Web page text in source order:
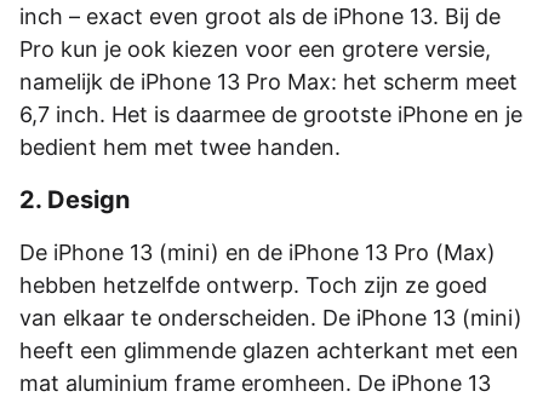
inch – exact even groot als de iPhone 13. Bij de
Pro kun je ook kiezen voor een grotere versie,
namelijk de iPhone 13 Pro Max: het scherm meet
6,7 inch. Het is daarmee de grootste iPhone en je
bedient hem met twee handen.
2. Design
De iPhone 13 (mini) en de iPhone 13 Pro (Max)
hebben hetzelfde ontwerp. Toch zijn ze goed
van elkaar te onderscheiden. De iPhone 13 (mini)
heeft een glimmende glazen achterkant met een
mat aluminium frame eromheen. De iPhone 13